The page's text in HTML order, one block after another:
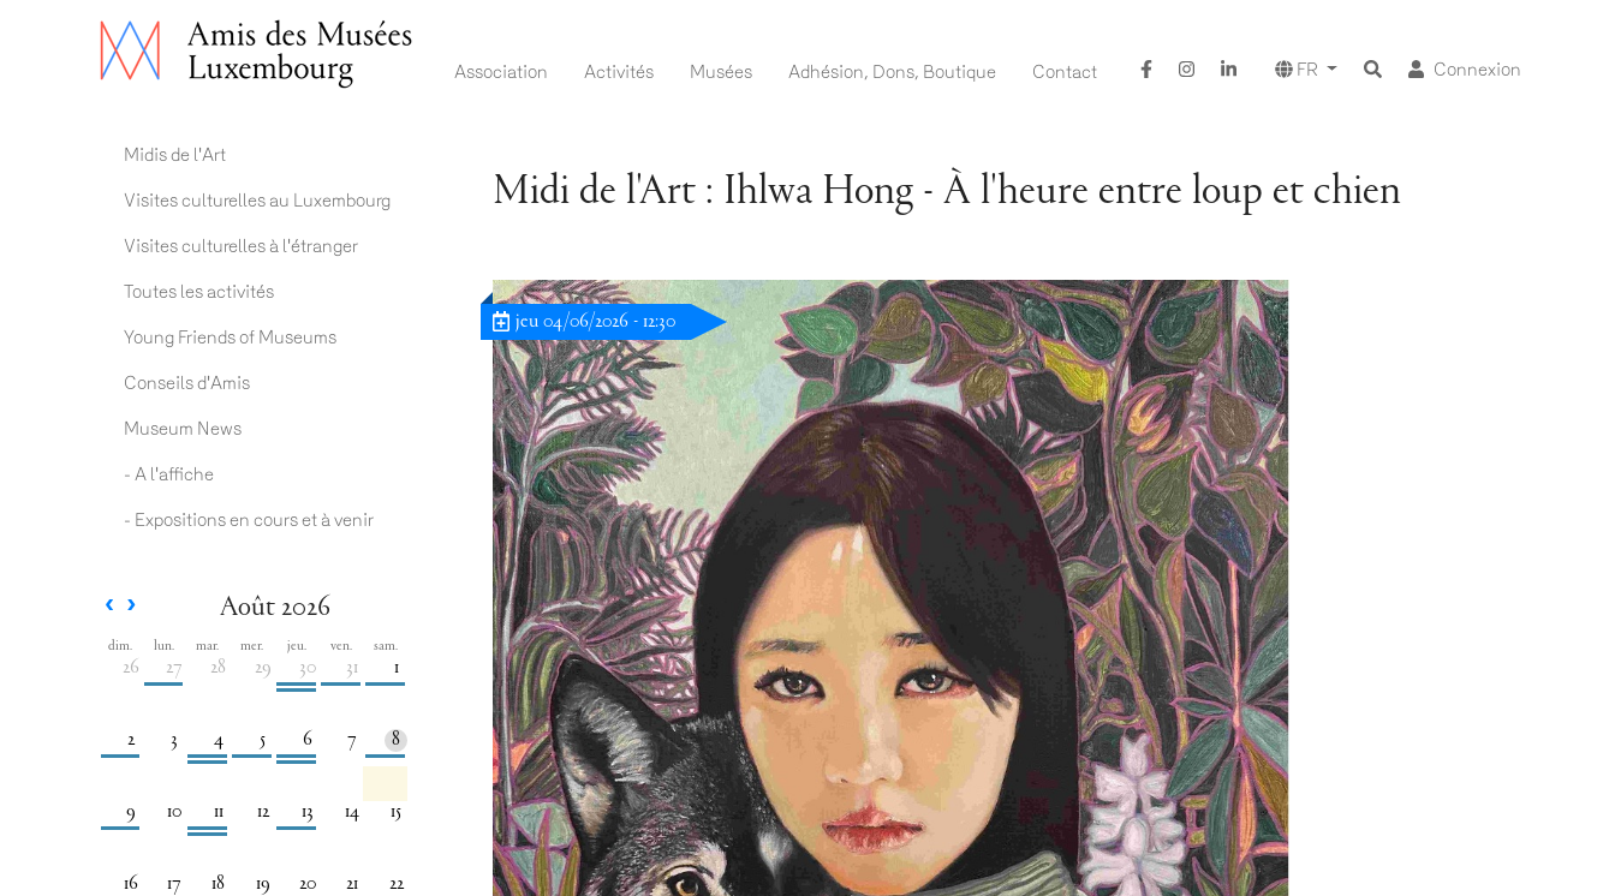
contenu
Main navigation FR
Association Activités Musées Adhésion, Dons, Boutique Contact FR Connexion
Actualités ADM
Midis de l'Art
Visites culturelles au Luxembourg
Visites culturelles à l'étranger
Toutes les activités
Young Friends of Museums
Conseils d'Amis
Museum News
- A l'affiche
- Expositions en cours et à venir
Août 2026
dim. lun. mar. mer. jeu. ven. sam.
26 27 28 29 30 31 1
2 3 4 5 6 7 8
9 10 11 12 13 14 15
16 17 18 19 20 21 22
Midi de l'Art : Ihlwa Hong - À l'heure entre loup et chien
jeu 04/06/2026 - 12:30